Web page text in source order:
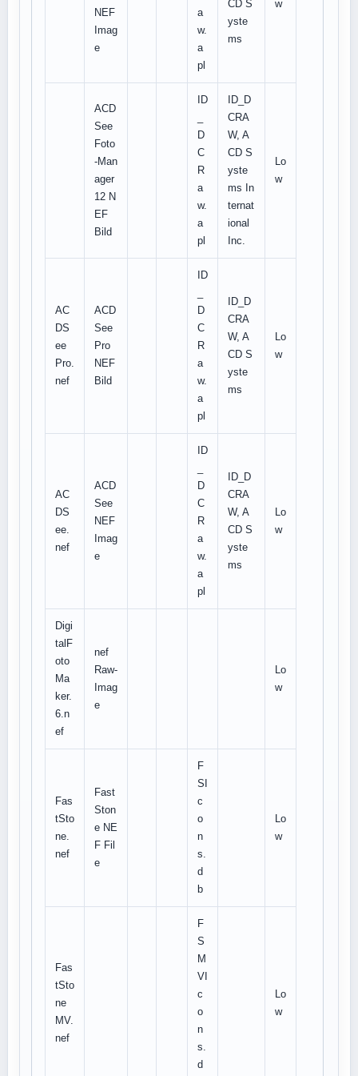
NEF
Imag
e
a
w.
a
pl
CD S
yste
ms
w
ACD
See
Foto
-Man
ager
12 N
EF
Bild
ID
D
C
R
a
w.
a
pl
ID_D
CRA
W, A
CD S
yste
ms In
ternat
ional
Inc.
Lo
w
AC
DS
ee
Pro.
nef
ACD
See
Pro
NEF
Bild
ID
D
C
R
a
w.
a
pl
ID_D
CRA
W, A
CD S
yste
ms
Lo
w
AC
DS
ee.
nef
ACD
See
NEF
Imag
e
ID
D
C
R
a
w.
a
pl
ID_D
CRA
W, A
CD S
yste
ms
Lo
w
Digi
talF
oto
Ma
ker.
6.n
ef
nef
Raw-
Imag
e
Lo
w
Fas
tSto
ne.
nef
Fast
Ston
e NE
F Fil
e
F
SI
c
o
n
s.
d
b
Lo
w
Fas
tSto
ne
MV.
nef
F
S
M
VI
c
o
n
s.
d
Lo
w